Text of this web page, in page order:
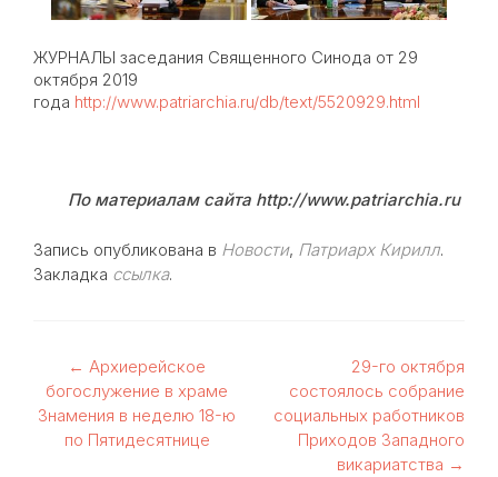
ЖУРНАЛЫ заседания Священного Синода от 29
октября 2019
года http://www.patriarchia.ru/db/text/5520929.html
По материалам сайта http://www.patriarchia.ru
Запись опубликована в Новости, Патриарх Кирилл.
Закладка ссылка.
Навигация
по
записям
← Архиерейское
богослужение в храме
Знамения в неделю 18-ю
по Пятидесятнице
29-го октября
состоялось собрание
социальных работников
Приходов Западного
викариатства →